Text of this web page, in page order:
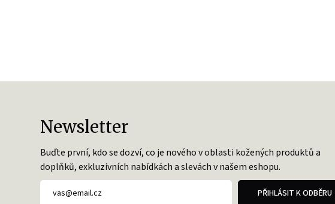
Newsletter
Buďte první, kdo se dozví, co je nového v oblasti kožených produktů a
doplňků, exkluzivních nabídkách a slevách v našem eshopu.
PŘIHLÁSIT K ODBĚRU